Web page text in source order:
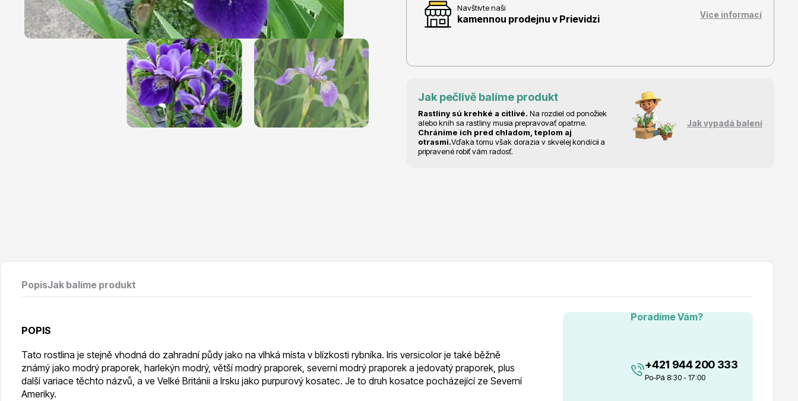
Vodní rostliny
Květináče
Hortenzie
Růže KORDES
Drobná ovoce
Okrasné trávy
Okrasné keře
Plazivé rostliny
Navštivte naši
kamennou prodejnu v Prievidzi Více informací
Jak pečlivě balíme produkt
Rastliny sú krehké a citlivé. Na rozdiel od ponožiek
alebo kníh sa rastliny musia prepravovať opatrne.
Chránime ich pred chladom, teplom aj
otrasmi.Vďaka tomu však dorazia v skvelej kondícii a
pripravené robiť vám radosť.
Jak vypadá balení
PopisJak balíme produkt
POPIS
Tato rostlina je stejně vhodná do zahradní půdy jako na vlhká místa v blízkosti rybníka. Iris versicolor je také běžně
známý jako modrý praporek, harlekýn modrý, větší modrý praporek, severní modrý praporek a jedovatý praporek, plus
další variace těchto názvů, a ve Velké Británii a Irsku jako purpurový kosatec. Je to druh kosatce pocházející ze Severní
Ameriky.
Poradíme Vám?
+421 944 200 333
Po-Pá 8:30 - 17:00